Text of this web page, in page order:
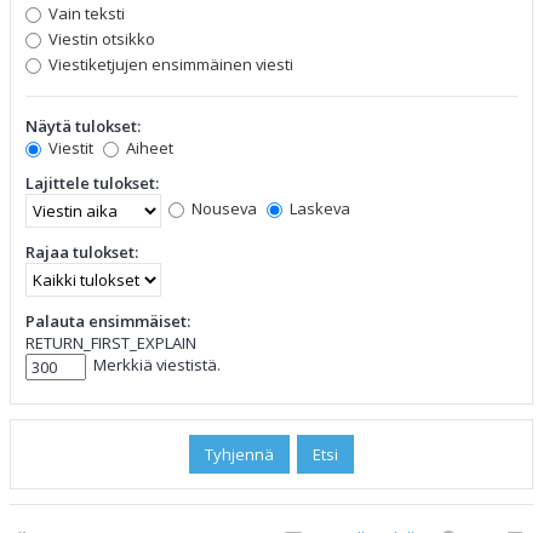
Vain teksti
Viestin otsikko
Viestiketjujen ensimmäinen viesti
Näytä tulokset:
Viestit
Aiheet
Lajittele tulokset:
Nouseva
Laskeva
Rajaa tulokset:
Palauta ensimmäiset:
RETURN_FIRST_EXPLAIN
Merkkiä viestistä.